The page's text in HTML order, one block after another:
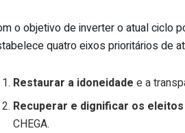
o objetivo de inverter o atual ciclo
quatro eixos prioritários de
Restaurar a idoneidade e a
Recuperar e dignificar os
CHEGA.